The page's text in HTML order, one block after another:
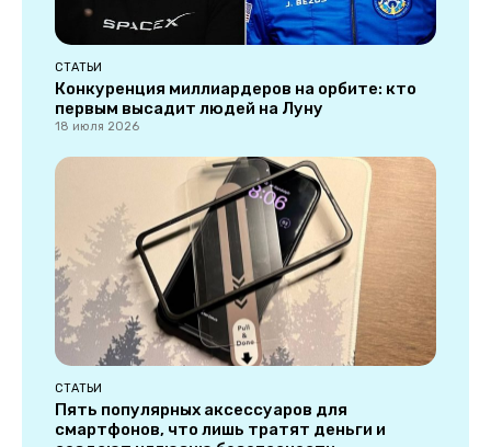
СТАТЬИ
Конкуренция миллиардеров на орбите: кто
первым высадит людей на Луну
18 июля 2026
СТАТЬИ
Пять популярных аксессуаров для
смартфонов, что лишь тратят деньги и